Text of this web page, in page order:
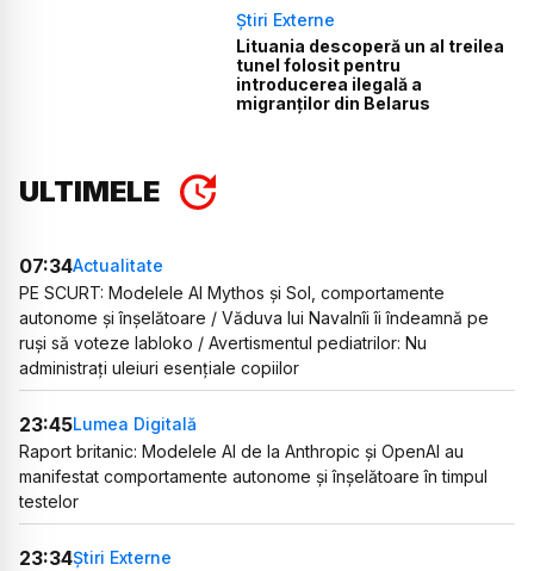
Știri Externe
Lituania descoperă un al treilea
tunel folosit pentru
introducerea ilegală a
migranților din Belarus
ULTIMELE
07:34Actualitate
PE SCURT: Modelele AI Mythos și Sol, comportamente
autonome și înșelătoare / Văduva lui Navalnîi îi îndeamnă pe
ruși să voteze Iabloko / Avertismentul pediatrilor: Nu
administrați uleiuri esențiale copiilor
23:45Lumea Digitală
Raport britanic: Modelele AI de la Anthropic și OpenAI au
manifestat comportamente autonome și înșelătoare în timpul
testelor
23:34Știri Externe